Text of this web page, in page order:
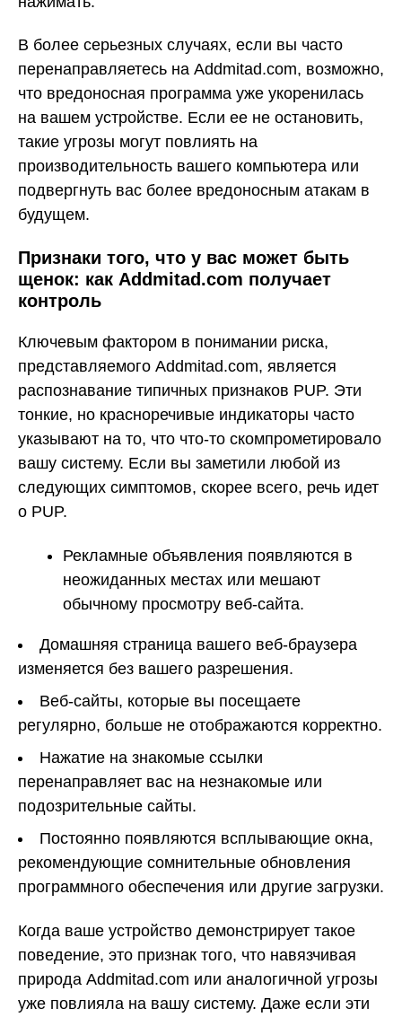
В более серьезных случаях, если вы часто
перенаправляетесь на Addmitad.com, возможно,
что вредоносная программа уже укоренилась
на вашем устройстве. Если ее не остановить,
такие угрозы могут повлиять на
производительность вашего компьютера или
подвергнуть вас более вредоносным атакам в
будущем.
Признаки того, что у вас может быть
щенок: как Addmitad.com получает
контроль
Ключевым фактором в понимании риска,
представляемого Addmitad.com, является
распознавание типичных признаков PUP. Эти
тонкие, но красноречивые индикаторы часто
указывают на то, что что-то скомпрометировало
вашу систему. Если вы заметили любой из
следующих симптомов, скорее всего, речь идет
о PUP.
Рекламные объявления появляются в
неожиданных местах или мешают
обычному просмотру веб-сайта.
Домашняя страница вашего веб-браузера
изменяется без вашего разрешения.
Веб-сайты, которые вы посещаете
регулярно, больше не отображаются корректно.
Нажатие на знакомые ссылки
перенаправляет вас на незнакомые или
подозрительные сайты.
Постоянно появляются всплывающие окна,
рекомендующие сомнительные обновления
программного обеспечения или другие загрузки.
Когда ваше устройство демонстрирует такое
поведение, это признак того, что навязчивая
природа Addmitad.com или аналогичной угрозы
уже повлияла на вашу систему. Даже если эти